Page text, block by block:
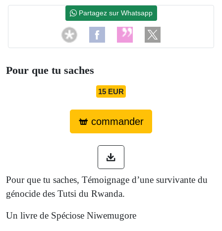
Pour que tu saches
15 EUR
commander
Pour que tu saches, Témoignage d’une survivante du
génocide des Tutsi du Rwanda.
Un livre de Spéciose Niwemugore
Partagez sur Whatsapp